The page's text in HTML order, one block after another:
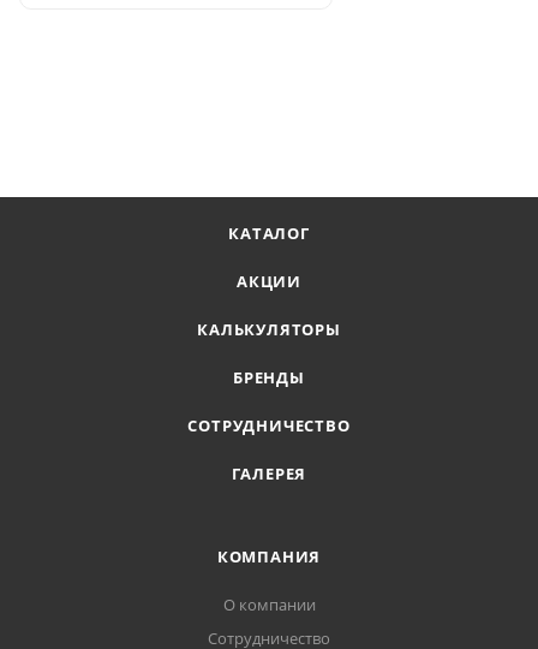
КАТАЛОГ
АКЦИИ
КАЛЬКУЛЯТОРЫ
БРЕНДЫ
СОТРУДНИЧЕСТВО
ГАЛЕРЕЯ
КОМПАНИЯ
О компании
Сотрудничество